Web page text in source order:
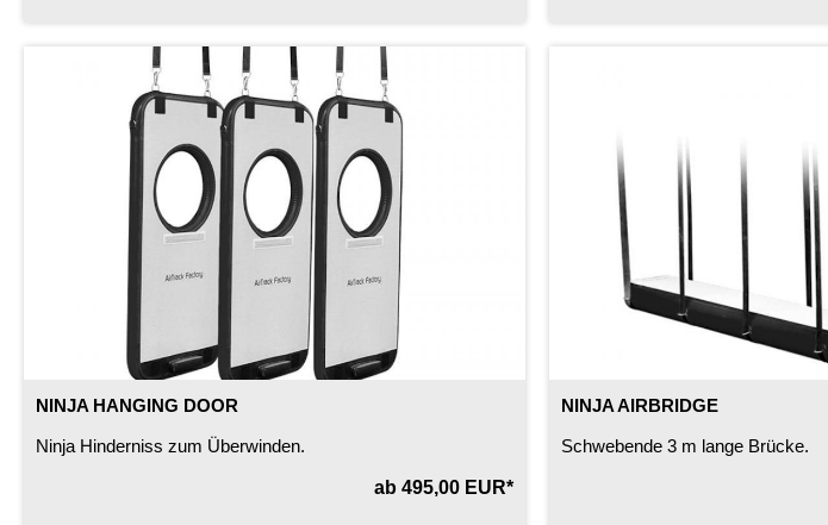
NINJA HANGING DOOR
Ninja Hinderniss zum Überwinden.
ab 495,00 EUR*
NINJA AIRBRIDGE
Schwebende 3 m lange Brücke.